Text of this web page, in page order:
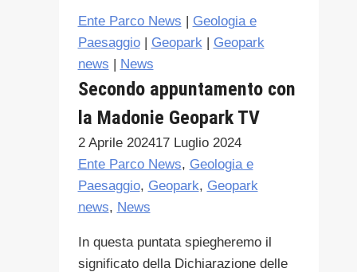
Ente Parco News | Geologia e
Paesaggio| Geopark | Geopark
news | News
Secondo appuntamento con
la Madonie Geopark TV
2 Aprile 202417 Luglio 2024
Ente Parco News, Geologia e
Paesaggio, Geopark, Geopark
news, News
In questa puntata spiegheremo il
significato della Dichiarazione delle